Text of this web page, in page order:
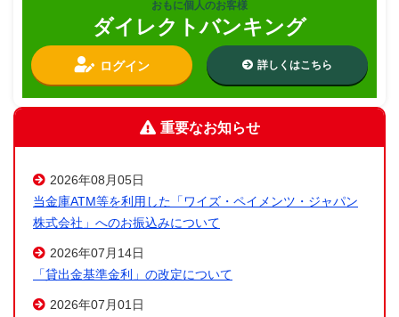
おもに個人のお客様
ダイレクトバンキング
ログイン 詳しくはこちら
重要なお知らせ
2026年08月05日
当金庫ATM等を利用した「ワイズ・ペイメンツ・ジャパン
株式会社」へのお振込みについて
2026年07月14日
「貸出金基準金利」の改定について
2026年07月01日